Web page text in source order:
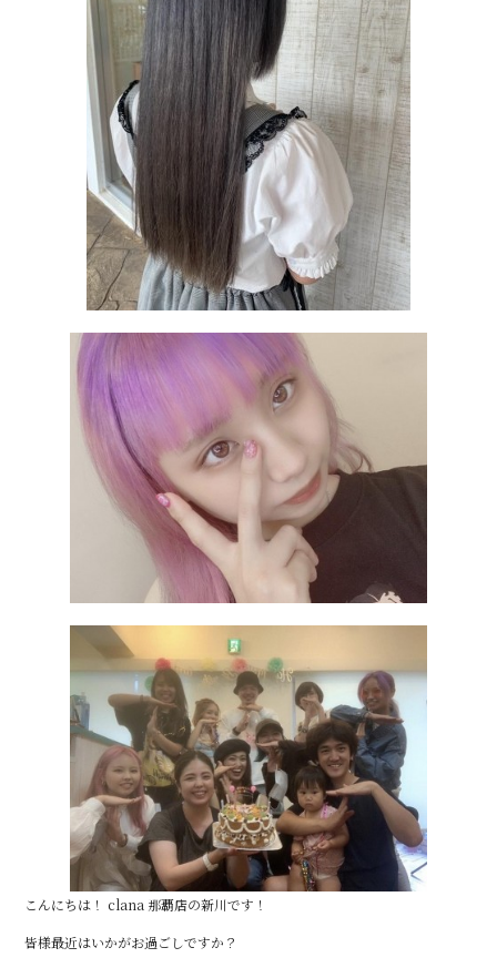
こんにちは！ clana 那覇店の新川です！
皆様最近はいかがお過ごしですか？